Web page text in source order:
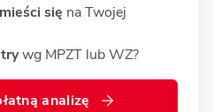
się na Twojej
wg MPZT lub WZ?
analizę